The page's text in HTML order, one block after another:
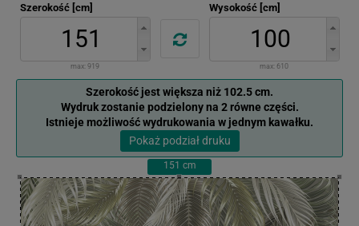
Szerokość [cm]
max: 919
Wysokość [cm]
max: 610
Szerokość jest większa niż 102.5 cm.
Wydruk zostanie podzielony na 2 równe części.
Istnieje możliwość wydrukowania w jednym kawałku.
Pokaż podział druku
151 cm